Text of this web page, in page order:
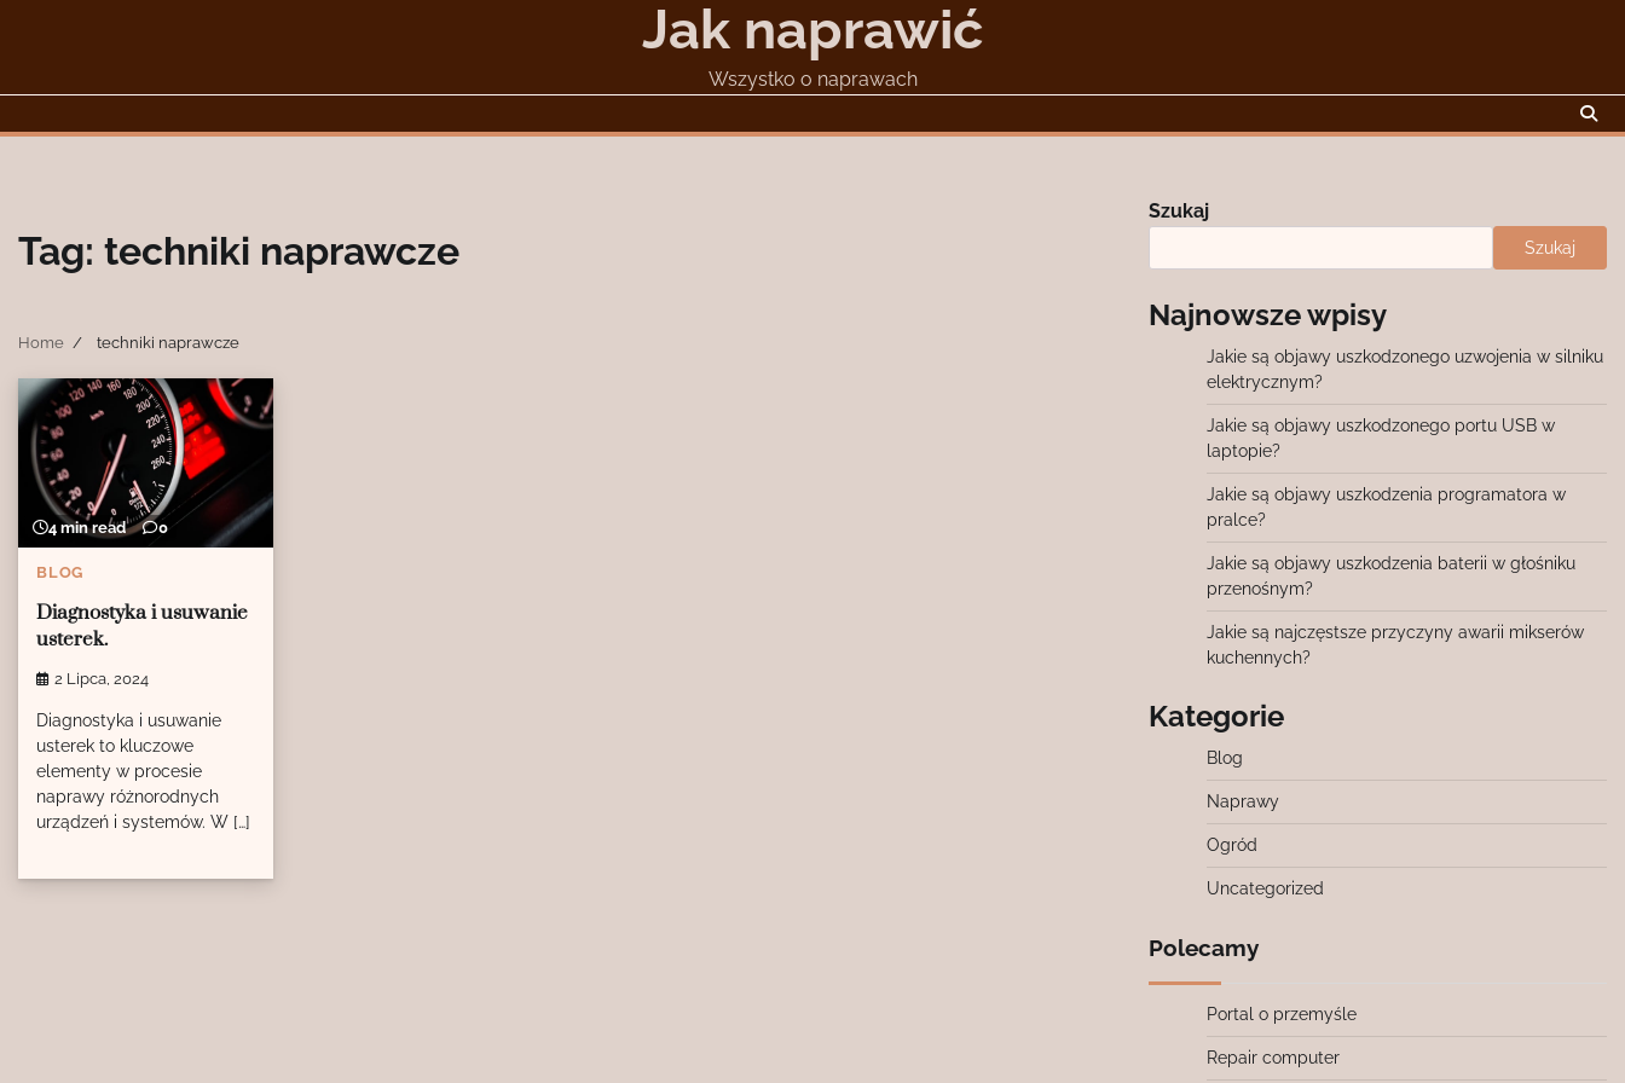
Jak naprawić
Wszystko o naprawach
Tag: techniki naprawcze
Home techniki naprawcze
4 min read 0
BLOG
Diagnostyka i usuwanie
usterek.
2 Lipca, 2024
Diagnostyka i usuwanie
usterek to kluczowe
elementy w procesie
naprawy różnorodnych
urządzeń i systemów. W […]
Szukaj
Szukaj
Najnowsze wpisy
Jakie są objawy uszkodzonego uzwojenia w silniku
elektrycznym?
Jakie są objawy uszkodzonego portu USB w
laptopie?
Jakie są objawy uszkodzenia programatora w
pralce?
Jakie są objawy uszkodzenia baterii w głośniku
przenośnym?
Jakie są najczęstsze przyczyny awarii mikserów
kuchennych?
Kategorie
Blog
Naprawy
Ogród
Uncategorized
Polecamy
Portal o przemyśle
Repair computer